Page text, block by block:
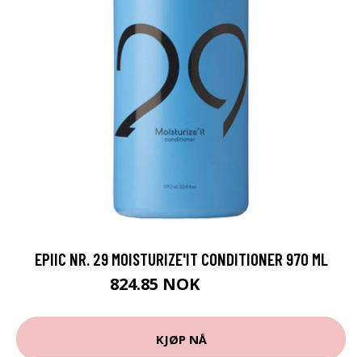
EPIIC NR. 29 MOISTURIZE'IT CONDITIONER 970 ML
824.85 NOK
KJØP NÅ